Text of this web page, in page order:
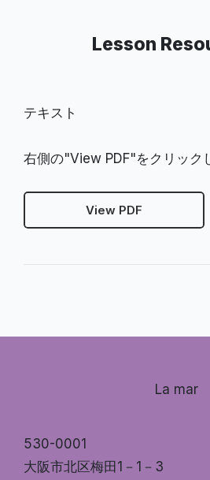
Lesson
テキスト
右側の"View PDF"をクリック
View PDF
La mar
530-0001
大阪市北区梅田1－1－3